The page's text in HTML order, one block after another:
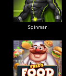
Spinman